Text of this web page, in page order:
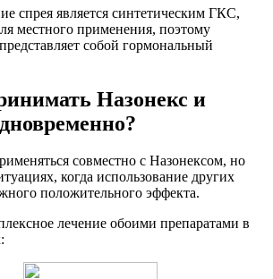
спрея является синтетическим ГКС,
местного применения, поэтому
собой гормональный
Назонекс и
совместно с Назонексом, но
когда использование других
положительного эффекта.
лечение обоими препаратами в